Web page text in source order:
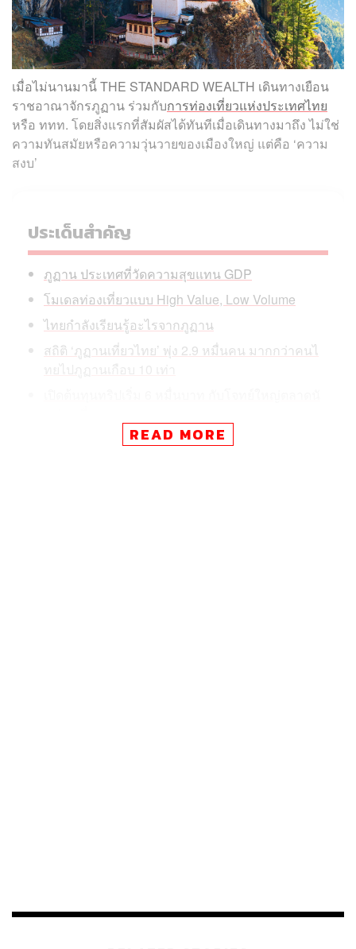
เมื่อไม่นานมานี้ THE STANDARD WEALTH เดินทางเยือน
ราชอาณาจักรภูฏาน ร่วมกับการท่องเที่ยวแห่งประเทศไทย
หรือ ททท. โดยสิ่งแรกที่สัมผัสได้ทันทีเมื่อเดินทางมาถึง ไม่ใช่
ความทันสมัยหรือความวุ่นวายของเมืองใหญ่ แต่คือ ‘ความ
สงบ’
ประเด็นสำคัญ
ภูฏาน ประเทศที่วัดความสุขแทน GDP
โมเดลท่องเที่ยวแบบ High Value, Low Volume
ไทยกำลังเรียนรู้อะไรจากภูฏาน
สถิติ ‘ภูฏานเที่ยวไทย’ พุ่ง 2.9 หมื่นคน มากกว่าคนไ
ยอดนักท่องเที่ยวพุ่ง ดันรายได้ SDF ทะลุ
ภูฏาน ประเทศที่วัดความสุขแทน GDP
READ MORE